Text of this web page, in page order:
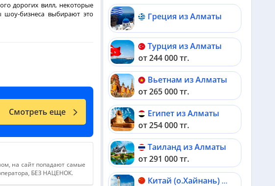
дорогих вилл, некоторые
шоу-бизнеса выбирают это
по нему небольшими
кажется, что ее кто-то
это место нужно
Смотреть еще
на сайт попадают самые
БЕЗ НАЦЕНОК.
Греция из Алматы
Турция из Алматы
от 244 000 тг.
Вьетнам из Алматы
от 265 000 тг.
Египет из Алматы
от 254 000 тг.
Таиланд из Алматы
от 291 000 тг.
Китай (о.Хайнань) из Алматы